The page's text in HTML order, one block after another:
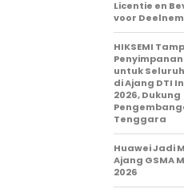
Licentie en
voor
HIKSEMI
untuk
di Ajang DTI
2026, Dukung
Tenggara
Huawei Jadi
Ajang GSMA
2026